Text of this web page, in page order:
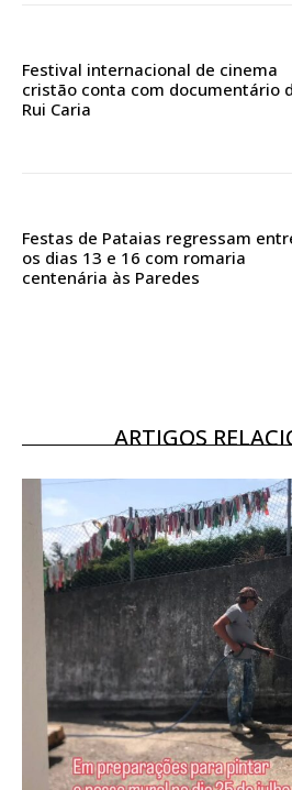
16€
Acesso aos conteúdos
assinantes
Festival internacional de cinema
cristão conta com documentário
Rui Caria
Festas de Pataias regressam
os dias 13 e 16 com romaria
centenária às Paredes
ARTIGOS